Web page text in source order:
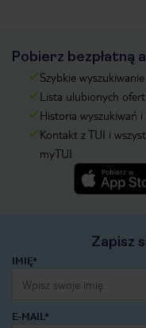
Pobierz bezpłatną
Szybkie
Lista ulubionych
Historia wyszukiwań
Kontakt z TUI i
myTUI
Zapisz
IMIĘ*
E-MAIL*